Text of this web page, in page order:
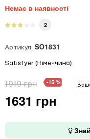
Немає в наявності
2
Артикул: SO1831
Satisfyer (Німеччина)
1919 грн -15 %
1631 грн